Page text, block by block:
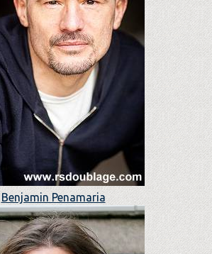
Benjamin Penamaria